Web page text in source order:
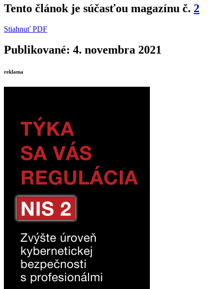
Tento článok je súčasťou magazínu č. 2
Stiahnuť PDF
Publikované: 4. novembra 2021
reklama